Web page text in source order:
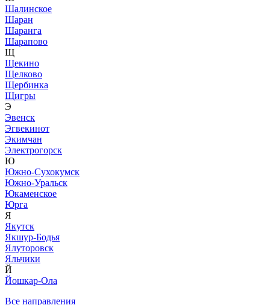
Шалинское
Шаран
Шаранга
Шарапово
Щ
Щекино
Щелково
Щербинка
Щигры
Э
Эвенск
Эгвекинот
Экимчан
Электрогорск
Ю
Южно-Сухокумск
Южно-Уральск
Юкаменское
Юрга
Я
Якутск
Якшур-Бодья
Ялуторовск
Яльчики
Й
Йошкар-Ола
Все направления